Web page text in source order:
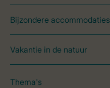
Bijzondere accommodaties
Vakantie in de natuur
Thema's